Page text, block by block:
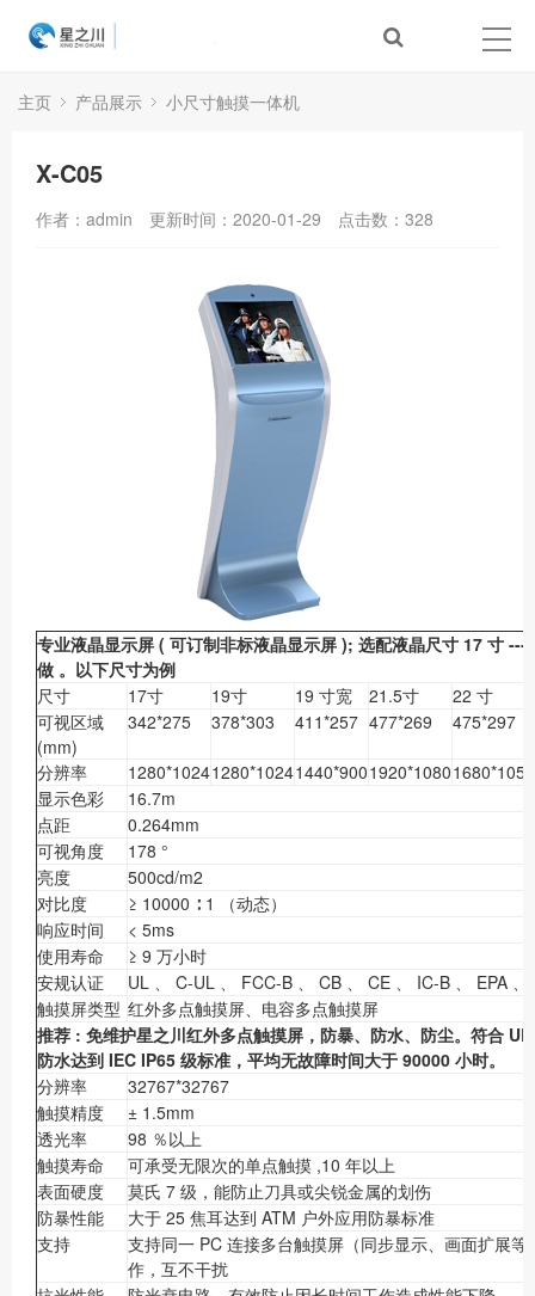
主页 产品展示 小尺寸触摸一体机
X-C05
作者：admin 更新时间：2020-01-29 点击数： 328
专业液晶显示屏 ( 可订制非标液晶显示屏 ); 选配液晶尺寸 17 寸
做 。 以下尺寸为例
尺寸
17寸 19寸 19 寸宽 21.5寸
22 寸
可视区域
(mm)
342*275 378*303 411*257 477*269 475*297
分辨率 1280*10241280*10241440*9001920*10801680*1050
显示色彩
16.7m
点距
0.264mm
可视角度
178 °
亮度
500cd/m2
对比度
≥ 10000 ∶ 1 （动态）
响应时间
< 5ms
使用寿命
≥ 9 万小时
安规认证
UL 、 C-UL 、 FCC-B 、 CB 、 CE 、 IC-B 、 EPA 、
触摸屏类型 红外多点触摸屏、电容多点触摸屏
推荐 : 免维护星之川红外多点触摸屏，防暴、防水、防尘。符合
防水达到 IEC IP65 级标准，平均无故障时间大于 90000 小时。
分辨率
32767*32767
触摸精度
± 1.5mm
透光率
98 ％以上
触摸寿命
可承受无限次的单点触摸 ,10 年以上
表面硬度
莫氏 7 级，能防止刀具或尖锐金属的划伤
防暴性能
大于 25 焦耳达到 ATM 户外应用防暴标准
支持
支持同一 PC 连接多台触摸屏（同步显示、画面扩展
作，互不干扰